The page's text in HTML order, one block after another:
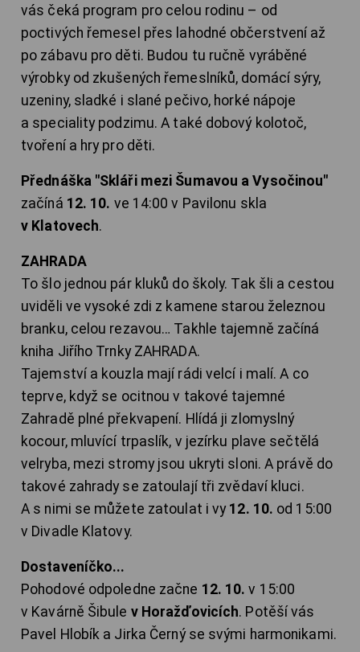
vás čeká program pro celou rodinu – od
poctivých řemesel přes lahodné občerstvení až
po zábavu pro děti. Budou tu ručně vyráběné
výrobky od zkušených řemeslníků, domácí sýry,
uzeniny, sladké i slané pečivo, horké nápoje
a speciality podzimu. A také dobový kolotoč,
tvoření a hry pro děti.
Přednáška "Skláři mezi Šumavou a Vysočinou"
začíná 12. 10. ve 14:00 v Pavilonu skla
v Klatovech.
ZAHRADA
To šlo jednou pár kluků do školy. Tak šli a cestou
uviděli ve vysoké zdi z kamene starou železnou
branku, celou rezavou… Takhle tajemně začíná
kniha Jiřího Trnky ZAHRADA.
Tajemství a kouzla mají rádi velcí i malí. A co
teprve, když se ocitnou v takové tajemné
Zahradě plné překvapení. Hlídá ji zlomyslný
kocour, mluvící trpaslík, v jezírku plave sečtělá
velryba, mezi stromy jsou ukryti sloni. A právě do
takové zahrady se zatoulají tři zvědaví kluci.
A s nimi se můžete zatoulat i vy 12. 10. od 15:00
v Divadle Klatovy.
Dostaveníčko...
Pohodové odpoledne začne 12. 10. v 15:00
v Kavárně Šibule v Horažďovicích. Potěší vás
Pavel Hlobík a Jirka Černý se svými harmonikami.